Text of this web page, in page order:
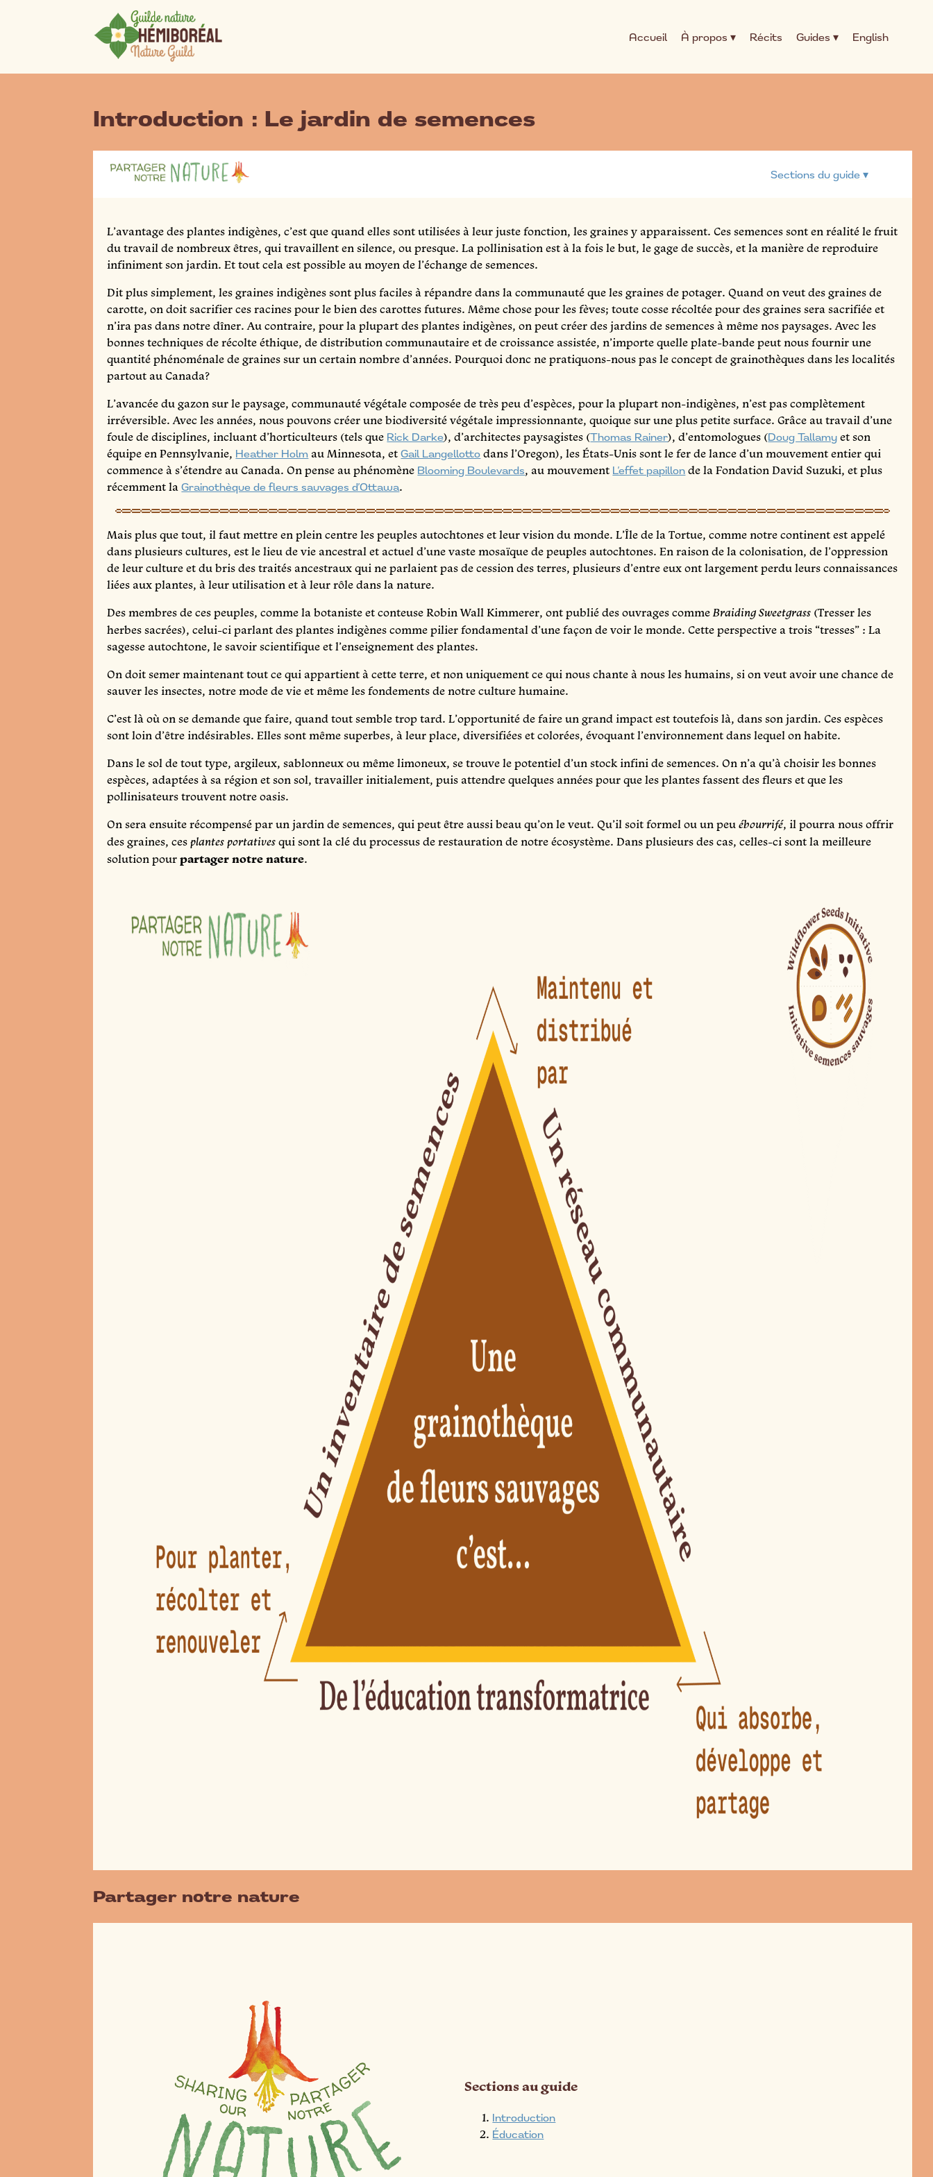
Accueil À propos ▾ Récits Guides ▾ English
Introduction : Le jardin de semences
Sections du guide ▾
L’avantage des plantes indigènes, c’est que quand elles sont utilisées à leur juste fonction, les graines y apparaissent. Ces semences sont en réalité le fruit
du travail de nombreux êtres, qui travaillent en silence, ou presque. La pollinisation est à la fois le but, le gage de succès, et la manière de reproduire
infiniment son jardin. Et tout cela est possible au moyen de l’échange de semences.
Dit plus simplement, les graines indigènes sont plus faciles à répandre dans la communauté que les graines de potager. Quand on veut des graines de
carotte, on doit sacrifier ces racines pour le bien des carottes futures. Même chose pour les fèves; toute cosse récoltée pour des graines sera sacrifiée et
n’ira pas dans notre dîner. Au contraire, pour la plupart des plantes indigènes, on peut créer des jardins de semences à même nos paysages. Avec les
bonnes techniques de récolte éthique, de distribution communautaire et de croissance assistée, n’importe quelle plate-bande peut nous fournir une
quantité phénoménale de graines sur un certain nombre d’années. Pourquoi donc ne pratiquons-nous pas le concept de grainothèques dans les localités
partout au Canada?
L’avancée du gazon sur le paysage, communauté végétale composée de très peu d’espèces, pour la plupart non-indigènes, n’est pas complètement
irréversible. Avec les années, nous pouvons créer une biodiversité végétale impressionnante, quoique sur une plus petite surface. Grâce au travail d’une
foule de disciplines, incluant d’horticulteurs (tels que Rick Darke), d’architectes paysagistes (Thomas Rainer), d’entomologues (Doug Tallamy et son
équipe en Pennsylvanie, Heather Holm au Minnesota, etGail Langellotto dans l’Oregon), les États-Unis sont le fer de lance d’un mouvement entier qui
commence à s’étendre au Canada. On pense au phénomène Blooming Boulevards, au mouvement L’effet papillon de la Fondation David Suzuki, et plus
récemment laGrainothèque de fleurs sauvages d’Ottawa.
Mais plus que tout, il faut mettre en plein centre les peuples autochtones et leur vision du monde. L’Île de la Tortue, comme notre continent est appelé
dans plusieurs cultures, est le lieu de vie ancestral et actuel d’une vaste mosaïque de peuples autochtones. En raison de la colonisation, de l’oppression
de leur culture et du bris des traités ancestraux qui ne parlaient pas de cession des terres, plusieurs d’entre eux ont largement perdu leurs connaissances
liées aux plantes, à leur utilisation et à leur rôle dans la nature.
Des membres de ces peuples, comme la botaniste et conteuse Robin Wall Kimmerer, ont publié des ouvrages commeBraiding Sweetgrass (Tresser les
herbes sacrées), celui-ci parlant des plantes indigènes comme pilier fondamental d’une façon de voir le monde. Cette perspective a trois “tresses” : La
sagesse autochtone, le savoir scientifique et l’enseignement des plantes.
On doit semer maintenant tout ce qui appartient à cette terre, et non uniquement ce qui nous chante à nous les humains, si on veut avoir une chance de
sauver les insectes, notre mode de vie et même les fondements de notre culture humaine.
C’est là où on se demande que faire, quand tout semble trop tard. L’opportunité de faire un grand impact est toutefois là, dans son jardin. Ces espèces
sont loin d’être indésirables. Elles sont même superbes, à leur place, diversifiées et colorées, évoquant l’environnement dans lequel on habite.
Dans le sol de tout type, argileux, sablonneux ou même limoneux, se trouve le potentiel d’un stock infini de semences. On n’a qu’à choisir les bonnes
espèces, adaptées à sa région et son sol, travailler initialement, puis attendre quelques années pour que les plantes fassent des fleurs et que les
pollinisateurs trouvent notre oasis.
On sera ensuite récompensé par un jardin de semences, qui peut être aussi beau qu’on le veut. Qu’il soit formel ou un peuébourrifé, il pourra nous offrir
des graines, cesplantes portatives qui sont la clé du processus de restauration de notre écosystème. Dans plusieurs des cas, celles-ci sont la meilleure
solution pourpartager notre nature.
Partager notre nature
Sections au guide
Introduction
Éducation